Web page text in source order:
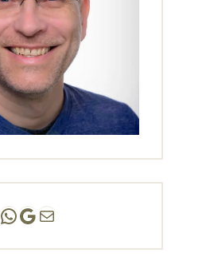
Andreas Scholz | (HPP)
Praxis Adlershof
E-Mail an mich ...